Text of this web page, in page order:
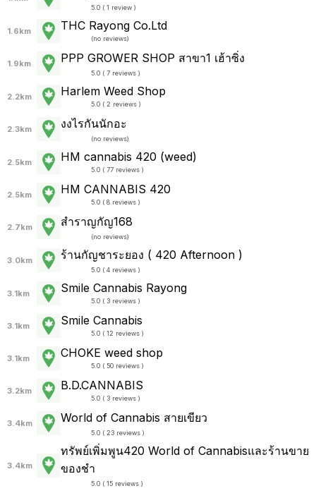
5.0 ( 1 review )
1.6km THC Rayong Co.Ltd
(no reviews)
1.9km PPP GROWER SHOP สาขา1 เฮ้าซิ่ง
5.0 ( 7 reviews )
2.2km Harlem Weed Shop
5.0 ( 2 reviews )
2.3km งงไรกันนักอะ
(no reviews)
2.5km HM cannabis 420 (weed)
5.0 ( 77 reviews )
2.5km HM CANNABIS 420
5.0 ( 8 reviews )
2.7km สำราญกัญ168
(no reviews)
3.0km ร้านกัญชาระยอง ( 420 Afternoon )
5.0 ( 4 reviews )
3.1km Smile Cannabis Rayong
5.0 ( 3 reviews )
3.1km Smile Cannabis
5.0 ( 12 reviews )
3.1km CHOKE weed shop
5.0 ( 50 reviews )
3.2km B.D.CANNABIS
5.0 ( 3 reviews )
3.4km World of Cannabis สายเขียว
5.0 ( 23 reviews )
3.4km
ทรัพย์เพิ่มพูน420 World of Cannabisและร้านขาย
ของชำ
5.0 ( 15 reviews )